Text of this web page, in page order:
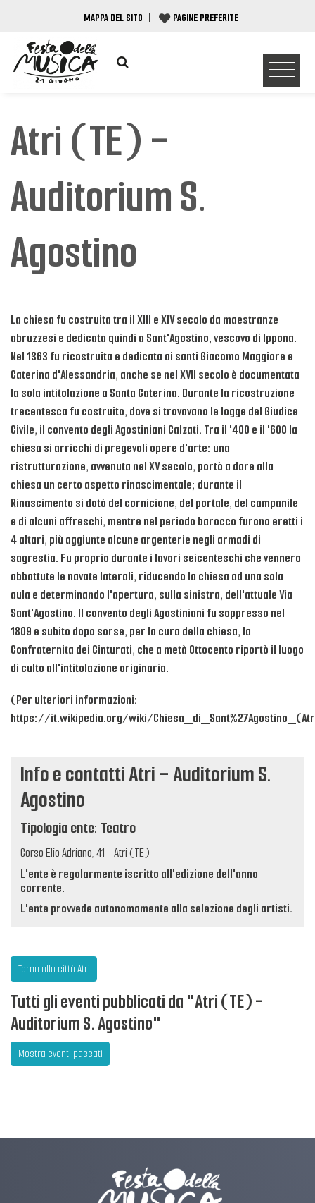
MAPPA DEL SITO | PAGINE PREFERITE
Atri (TE) -
Auditorium S.
Agostino
La chiesa fu costruita tra il XIII e XIV secolo da maestranze
abruzzesi e dedicata quindi a Sant'Agostino, vescovo di Ippona.
Nel 1363 fu ricostruita e dedicata ai santi Giacomo Maggiore e
Caterina d'Alessandria, anche se nel XVII secolo è documentata
la sola intitolazione a Santa Caterina. Durante la ricostruzione
trecentesca fu costruito, dove si trovavano le logge del Giudice
Civile, il convento degli Agostiniani Calzati. Tra il '400 e il '600 la
chiesa si arricchì di pregevoli opere d'arte: una
ristrutturazione, avvenuta nel XV secolo, portò a dare alla
chiesa un certo aspetto rinascimentale; durante il
Rinascimento si dotò del cornicione, del portale, del campanile
e di alcuni affreschi, mentre nel periodo barocco furono eretti i
4 altari, più aggiunte alcune argenterie negli armadi di
sagrestia. Fu proprio durante i lavori seicenteschi che vennero
abbattute le navate laterali, riducendo la chiesa ad una sola
aula e determinando l'apertura, sulla sinistra, dell'attuale Via
Sant'Agostino. Il convento degli Agostiniani fu soppresso nel
1809 e subito dopo sorse, per la cura della chiesa, la
Confraternita dei Cinturati, che a metà Ottocento riportò il luogo
di culto all'intitolazione originaria.
(Per ulteriori informazioni:
https://it.wikipedia.org/wiki/
Info e contatti Atri - Auditorium S.
Agostino
Tipologia ente: Teatro
Corso Elio Adriano, 41 - Atri (TE)
L'ente è regolarmente iscritto all'edizione dell'anno
corrente.
L'ente provvede autonomamente alla selezione degli artisti.
Torna alla città Atri
Tutti gli eventi pubblicati da "Atri (TE) -
Auditorium S. Agostino"
Mostra eventi passati